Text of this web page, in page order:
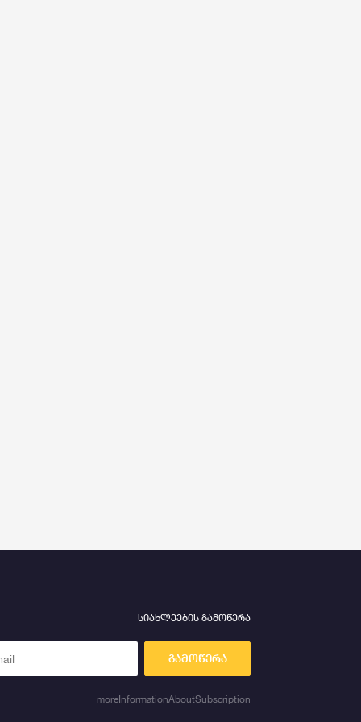
სიახლეების გამოწერა
გამოწერა
moreInformationAboutSubscription